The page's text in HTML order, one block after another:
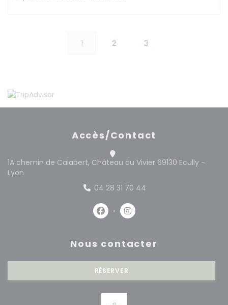
1 2 3
Accès/Contact
1A chemin de Calabert, Château du Vivier 69130 Ecully -
Lyon
04 28 31 70 44
Facebook ((ouvre une
Instagram ((ouvre une
Nous contacter
RÉSERVER